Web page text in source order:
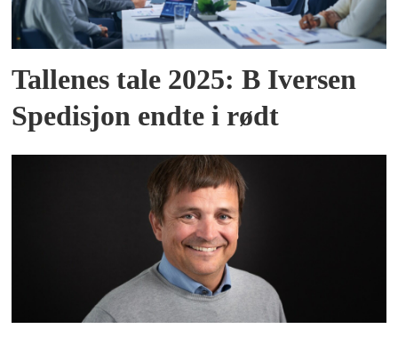
Tallenes tale 2025: B Iversen
Spedisjon endte i rødt